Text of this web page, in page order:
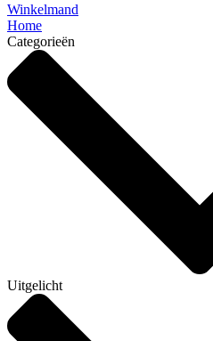
Winkelmand
Home
Categorieën
Uitgelicht